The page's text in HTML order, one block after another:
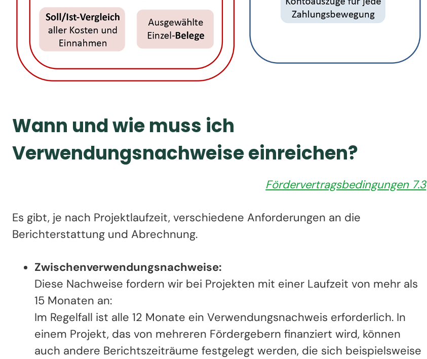
Wann und wie muss ich
Verwendungsnachweise einreichen?
Fördervertragsbedingungen 7.3
Es gibt, je nach Projektlaufzeit, verschiedene Anforderungen an die
Berichterstattung und Abrechnung.
Zwischenverwendungsnachweise:
Diese Nachweise fordern wir bei Projekten mit einer Laufzeit von mehr als
15 Monaten an:
Im Regelfall ist alle 12 Monate ein Verwendungsnachweis erforderlich. In
einem Projekt, das von mehreren Fördergebern finanziert wird, können
auch andere Berichtszeiträume festgelegt werden, die sich beispielsweise